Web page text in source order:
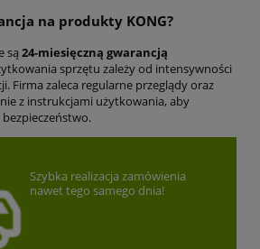
na produkty KONG?
są 24-miesięczną gwarancją
sprzętu zależy od intensywności
Firma zaleca regularne przeglądy oraz
z instrukcjami użytkowania, aby
Szybka realizacja zamówienia
nawet tego samego dnia!